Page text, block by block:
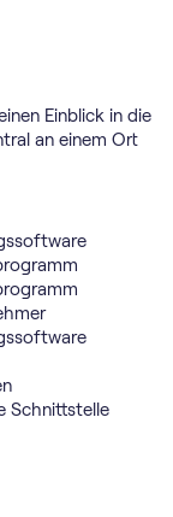
Einblick in die
an einem Ort
Schnittstelle